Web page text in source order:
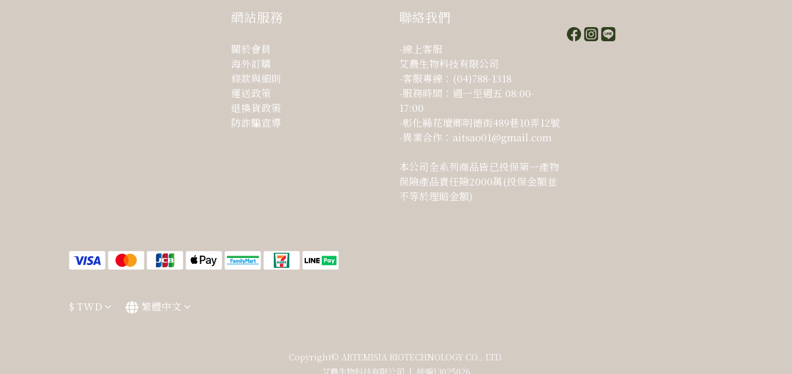
網站服務
關於會員
海外訂購
條款與細則
運送政策
退換貨政策
防詐騙宣導
聯絡我們
-線上客服
艾農生物科技有限公司
-客服專線：(04)788-1318
-服務時間：週一至週五 08:00-
17:00
-彰化縣花壇鄉明德街489巷10弄12號
-異業合作：aitsao01@gmail.com
本公司全系列商品皆已投保第一產物
保險產品責任險2000萬(投保金額並
不等於理賠金額)
$ TWD 繁體中文
Copyright© ARTEMISIA BIOTECHNOLOGY CO., LTD.
艾農生物科技有限公司 | 統編13025026